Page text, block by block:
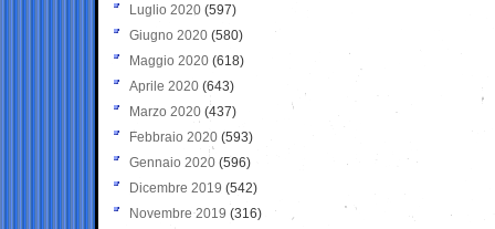
Luglio 2020 (597)
Giugno 2020 (580)
Maggio 2020 (618)
Aprile 2020 (643)
Marzo 2020 (437)
Febbraio 2020 (593)
Gennaio 2020 (596)
Dicembre 2019 (542)
Novembre 2019 (316)